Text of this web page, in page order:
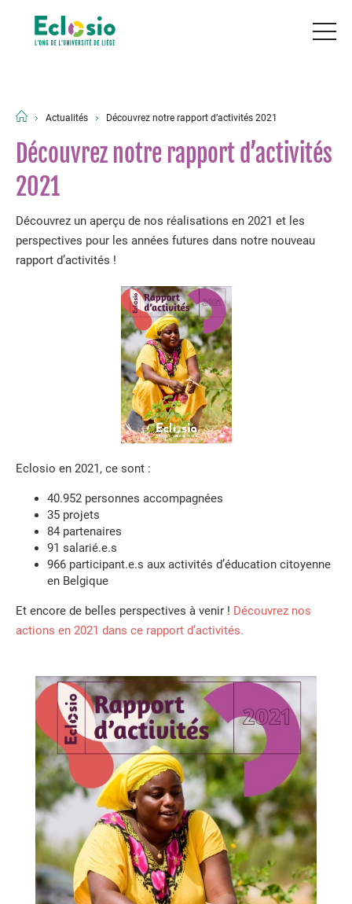
Actualités Découvrez notre rapport d’activités 2021
Découvrez notre rapport d’activités
2021
Découvrez un aperçu de nos réalisations en 2021 et les
perspectives pour les années futures dans notre nouveau
rapport d’activités !
Eclosio en 2021, ce sont :
40.952 personnes accompagnées
35 projets
84 partenaires
91 salarié.e.s
966 participant.e.s aux activités d’éducation citoyenne
en Belgique
Et encore de belles perspectives à venir ! Découvrez nos
actions en 2021 dans ce rapport d’activités.